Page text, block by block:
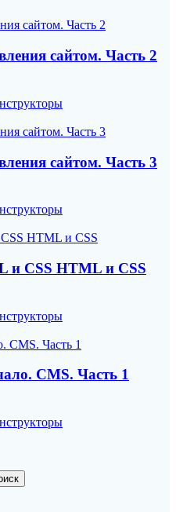
сайтом. Часть 2
сайтом. Часть 3
и CSS HTML и CSS
CMS. Часть 1